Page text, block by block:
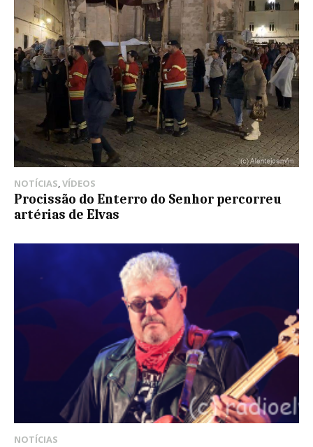
NOTÍCIAS,VÍDEOS
Procissão do Enterro do Senhor percorreu
artérias de Elvas
NOTÍCIAS